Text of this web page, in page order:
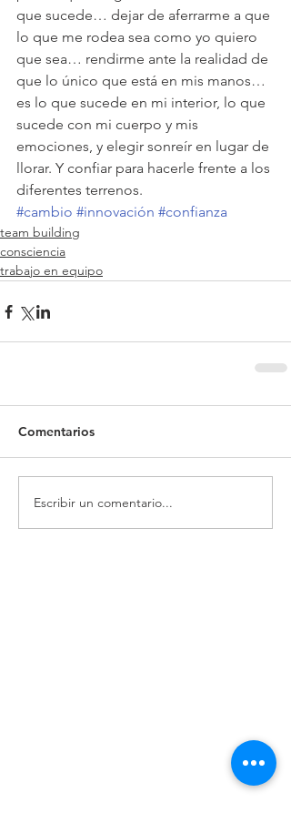
que sucede… dejar de aferrarme a que
lo que me rodea sea como yo quiero
que sea… rendirme ante la realidad de
que lo único que está en mis manos…
es lo que sucede en mi interior, lo que
sucede con mi cuerpo y mis
emociones, y elegir sonreír en lugar de
llorar. Y confiar para hacerle frente a los
diferentes terrenos.
#cambio #innovación #confianza
team building
consciencia
trabajo en equipo
Comentarios
Escribir un comentario...